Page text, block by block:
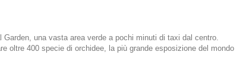
una vasta area verde a pochi minuti di taxi dal centro.
oltre 400 specie di orchidee, la più grande esposizione del mondo